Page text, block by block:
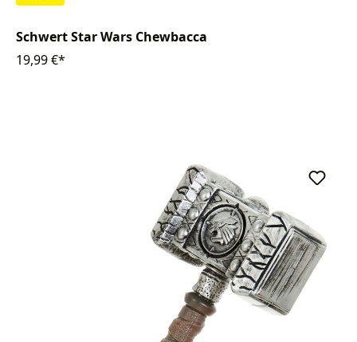
Schwert Star Wars Chewbacca
19,99 €*